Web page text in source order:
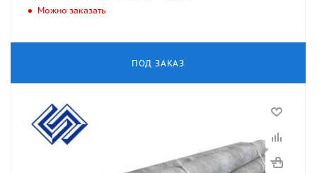
Можно заказать
ПОД ЗАКАЗ